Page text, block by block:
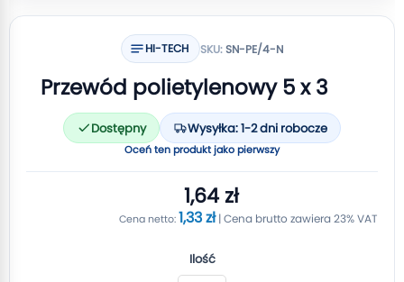
HI-TECH SKU:SN-PE/4-N
Przewód polietylenowy 5 x 3
Dostępny Wysyłka: 1-2 dni robocze
Oceń ten produkt jako pierwszy
1,64 zł
1,33 zł
Ilość